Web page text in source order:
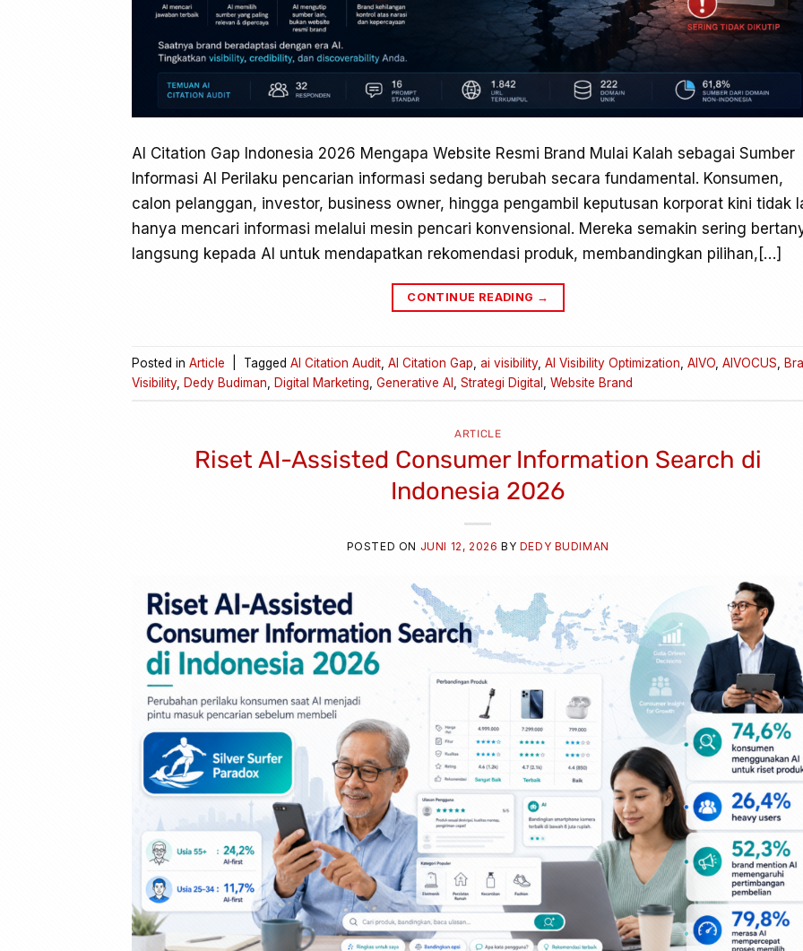
AI Citation Gap Indonesia 2026 Mengapa Website Resmi Brand Mulai Kalah sebagai Sumber
Informasi AI Perilaku pencarian informasi sedang berubah secara fundamental. Konsumen,
calon pelanggan, investor, business owner, hingga pengambil keputusan korporat kini tidak
hanya mencari informasi melalui mesin pencari konvensional. Mereka semakin sering
langsung kepada AI untuk mendapatkan rekomendasi produk, membandingkan pilihan,[…]
CONTINUE READING →
Posted in Article Tagged AI Citation Audit AI Citation Gap ai visibility, AI Visibility Optimization AIVO AIVOCUS
Visibility, Dedy Budiman Digital Marketing Generative AI Strategi Digital Website Brand
ARTICLE
Riset AI-Assisted Consumer Information Search di
Indonesia 2026
POSTED ON JUNI 12, 2026 BY DEDY BUDIMAN